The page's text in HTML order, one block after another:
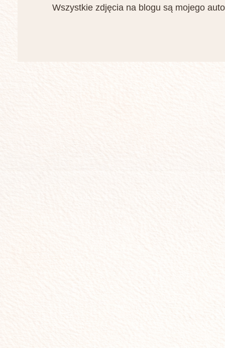
Wszystkie zdjęcia na blogu są mojego